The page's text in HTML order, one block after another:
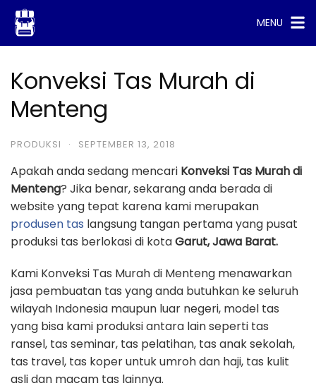
Skip
content
MENU
Konveksi Tas Murah di
Menteng
PRODUKSI · SEPTEMBER 13, 2018
Apakah anda sedang mencari Konveksi Tas Murah di
Menteng? Jika benar, sekarang anda berada di
website yang tepat karena kami merupakan
produsen tas langsung tangan pertama yang pusat
produksi tas berlokasi di kotaGarut, Jawa Barat.
Kami Konveksi Tas Murah di Menteng menawarkan
jasa pembuatan tas yang anda butuhkan ke seluruh
wilayah Indonesia maupun luar negeri, model tas
yang bisa kami produksi antara lain seperti tas
ransel, tas seminar, tas pelatihan, tas anak sekolah,
tas travel, tas koper untuk umroh dan haji, tas kulit
asli dan macam tas lainnya.